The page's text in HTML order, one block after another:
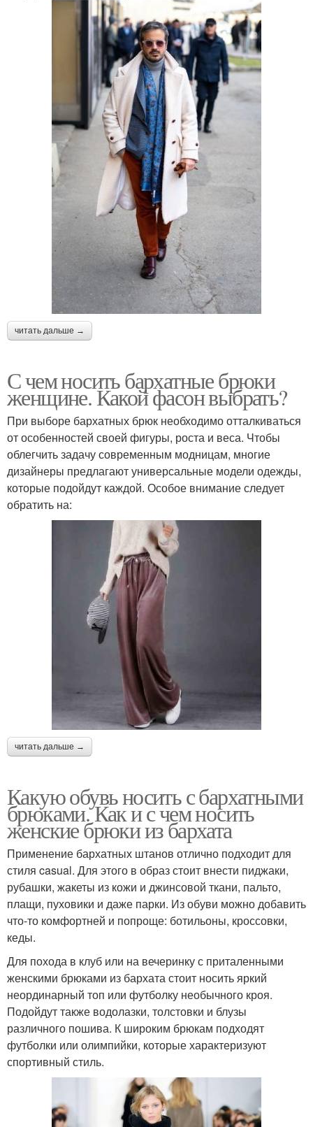
читать дальше →
С чем носить бархатные брюки
женщине. Какой фасон выбрать?
При выборе бархатных брюк необходимо отталкиваться
от особенностей своей фигуры, роста и веса. Чтобы
облегчить задачу современным модницам, многие
дизайнеры предлагают универсальные модели одежды,
которые подойдут каждой. Особое внимание следует
обратить на:
читать дальше →
Какую обувь носить с бархатными
брюками. Как и с чем носить
женские брюки из бархата
Применение бархатных штанов отлично подходит для
стиля casual. Для этого в образ стоит внести пиджаки,
рубашки, жакеты из кожи и джинсовой ткани, пальто,
плащи, пуховики и даже парки. Из обуви можно добавить
что-то комфортней и попроще: ботильоны, кроссовки,
кеды.
Для похода в клуб или на вечеринку с приталенными
женскими брюками из бархата стоит носить яркий
неординарный топ или футболку необычного кроя.
Подойдут также водолазки, толстовки и блузы
различного пошива. К широким брюкам подходят
футболки или олимпийки, которые характеризуют
спортивный стиль.